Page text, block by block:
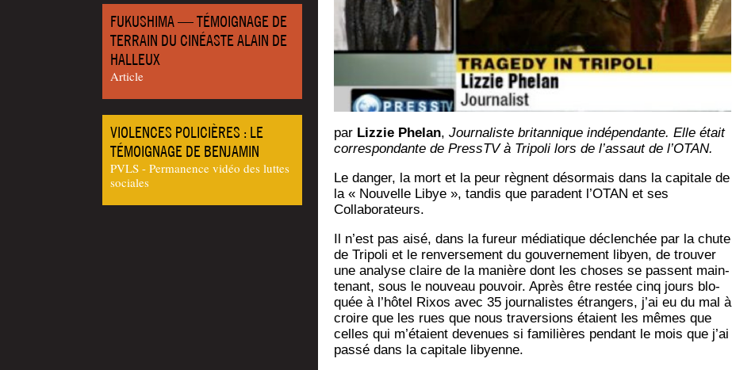
FUKUSHIMA — TÉMOIGNAGE DE
TERRAIN DU CINÉASTE ALAIN DE
HALLEUX
Article
VIOLENCES POLICIÈRES : LE
TÉMOIGNAGE DE BENJAMIN
PVLS - Permanence vidéo des luttes
sociales
par Liz­zie Phe­lan, Jour­na­liste bri­tan­nique indé­pen­dante. Elle était
cor­res­pon­dante de PressTV à Tri­po­li lors de l’assaut de l’OTAN.
Le dan­ger, la mort et la peur règnent désor­mais dans la capi­tale de
la « Nou­velle Libye », tan­dis que paradent l’OTAN et ses
Collaborateurs.
Il n’est pas aisé, dans la fureur média­tique déclen­chée par la chute
de Tri­po­li et le ren­ver­se­ment du gou­ver­ne­ment libyen, de trou­ver
une ana­lyse claire de la manière dont les choses se passent main­
te­nant, sous le nou­veau pou­voir. Après être res­tée cinq jours blo­
quée à l’hôtel Rixos avec 35 jour­na­listes étran­gers, j’ai eu du mal à
croire que les rues que nous tra­ver­sions étaient les mêmes que
celles qui m’étaient deve­nues si fami­lières pen­dant le mois que j’ai
pas­sé dans la capi­tale libyenne.